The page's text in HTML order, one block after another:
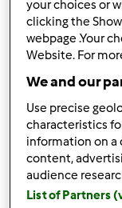
Ven, 05/04/2012 -
Ne ho sentito
devo dire la
tanto in meno del
bimby i soldi
mancherebbe
your choices or
clicking the
webpage .Your
Website. For
We and our
Use precise
characteristics
information on a
content,
audience
List of Partners